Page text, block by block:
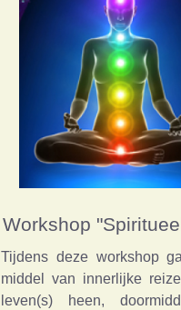
Workshop
Tijdens deze workshop
middel van innerlijke
leven(s) heen,